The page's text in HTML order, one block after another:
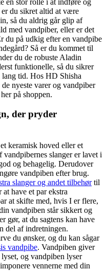
du sikret altid at være
så du aldrig går glip af
med vandpiber, eller er det
du på udkig efter en vandpibe
Så er du kommet til
du de robuste Aladin
funktionelle, så du sikrer
tid. Hos HD Shisha
nyeste varer og vandpiber
på shoppen.
der pryder
keramisk hoved eller et
slanger er lavet i
og behagelig. Derudover
vandpiben efter brug.
slanger og andet tilbehørtil
have et par ekstra
at skifte med, hvis I er flere,
vandpiben står sikkert og
gør, at du sagtens kan have
del af indretningen.
du ønsker, og du kan sågar
vandpibe. Vandpiben giver
og vandpiben lyser
vennerne med din